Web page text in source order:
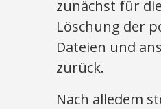
zunächst für
Löschung der
Dateien und
zurück.
Nach alledem